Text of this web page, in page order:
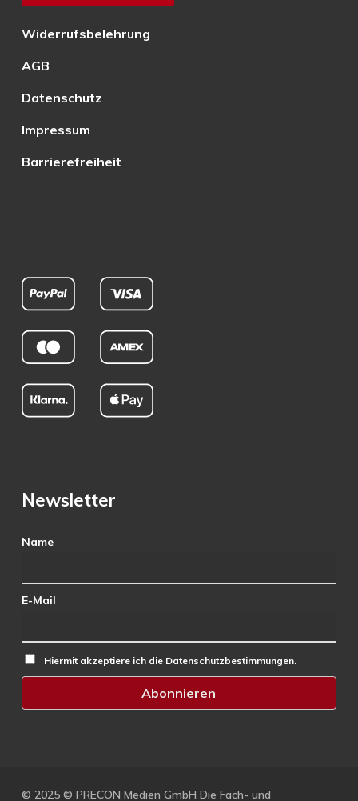
Widerrufsbelehrung
AGB
Datenschutz
Impressum
Barrierefreiheit
Newsletter
Name
E-Mail
Hiermit akzeptiere ich die Datenschutzbestimmungen.
© 2025 © PRECON Medien GmbH Die Fach- und